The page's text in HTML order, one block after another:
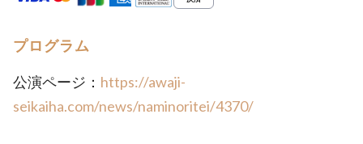
プログラム
公演ページ： https://awaji-
seikaiha.com/news/naminoritei/4370/